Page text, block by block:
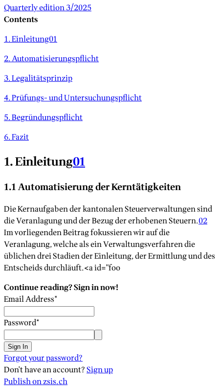
Quarterly edition 3/2025
Contents
1. Einleitung01
2. Automatisierungspflicht
3. Legalitätsprinzip
4. Prüfungs- und Untersuchungspflicht
5. Begründungspflicht
6. Fazit
1. Einleitung01
1.1 Automatisierung der Kerntätigkeiten
Die Kernaufgaben der kantonalen Steuerverwaltungen sind
die Veranlagung und der Bezug der erhobenen Steuern.02
Im vorliegenden Beitrag fokussieren wir auf die
Veranlagung, welche als ein Verwaltungsverfahren die
üblichen drei Stadien der Einleitung, der Ermittlung und des
Entscheids durchläuft.<a id="foo
Continue reading? Sign in now!
Email Address*
Password*
Sign In
Forgot your password?
Don't have an account?Sign up
Publish on zsis.ch